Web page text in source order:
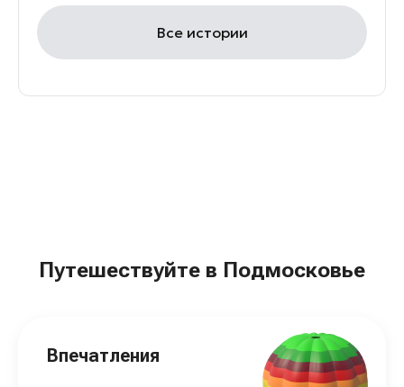
Все истории
Путешествуйте в Подмосковье
Впечатления